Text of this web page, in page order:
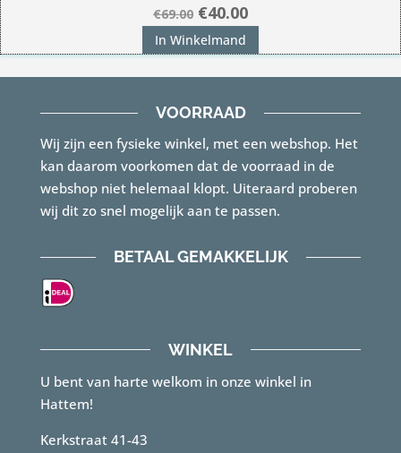
€69.00 Oorspronkelijke
prijs
was:
€69.00.
€40.00Huidige
is:
€40.00.
In Winkelmand
VOORRAAD
Wij zijn een fysieke winkel, met een webshop. Het
kan daarom voorkomen dat de voorraad in de
webshop niet helemaal klopt. Uiteraard proberen
wij dit zo snel mogelijk aan te passen.
BETAAL GEMAKKELIJK
WINKEL
U bent van harte welkom in onze winkel in
Hattem!
Kerkstraat 41-43